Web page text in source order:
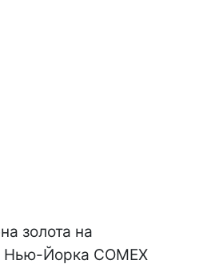
золота на
Йорка COMEX